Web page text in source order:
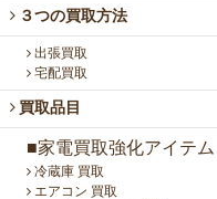
３つの買取方法
出張買取
宅配買取
買取品目
■家電買取強化アイテム
冷蔵庫 買取
エアコン 買取